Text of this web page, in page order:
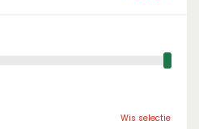
Wis selectie